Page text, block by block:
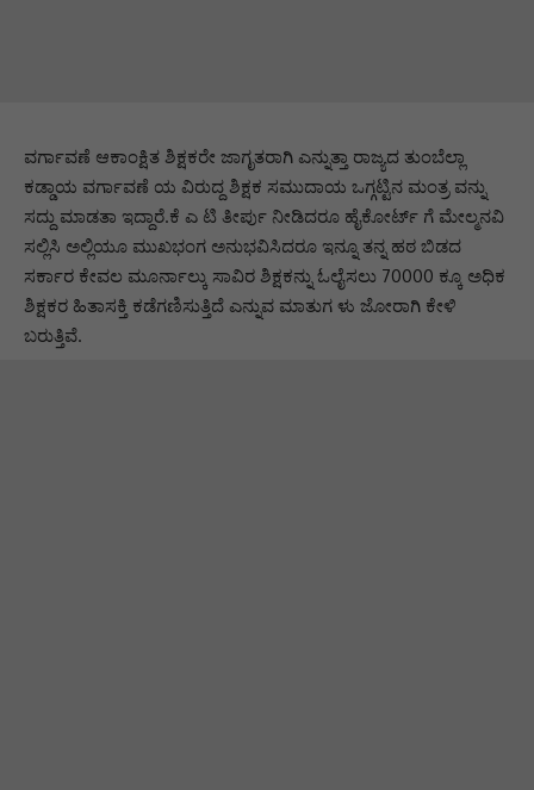
ವರ್ಗಾವಣೆ ಆಕಾಂಕ್ಷಿತ ಶಿಕ್ಷಕರೇ ಜಾಗೃತರಾಗಿ ಎನ್ನುತ್ತಾ ರಾಜ್ಯದ ತುಂಬೆಲ್ಲಾ
ಕಡ್ಡಾಯ ವರ್ಗಾವಣೆ ಯ ವಿರುದ್ದ ಶಿಕ್ಷಕ ಸಮುದಾಯ ಒಗ್ಗಟ್ಟಿನ ಮಂತ್ರ ವನ್ನು
ಸದ್ದು ಮಾಡತಾ ಇದ್ದಾರೆ.ಕೆ ಎ ಟಿ ತೀರ್ಪು ನೀಡಿದರೂ ಹೈಕೋರ್ಟ್ ಗೆ ಮೇಲ್ಮನವಿ
ಸಲ್ಲಿಸಿ ಅಲ್ಲಿಯೂ ಮುಖಭಂಗ ಅನುಭವಿಸಿದರೂ ಇನ್ನೂ ತನ್ನ ಹಠ ಬಿಡದ
ಸರ್ಕಾರ ಕೇವಲ ಮೂರ್ನಾಲ್ಕು ಸಾವಿರ ಶಿಕ್ಷಕನ್ನು ಓಲೈಸಲು 70000 ಕ್ಕೂ ಅಧಿಕ
ಶಿಕ್ಷಕರ ಹಿತಾಸಕ್ತಿ ಕಡೆಗಣಿಸುತ್ತಿದೆ ಎನ್ನುವ ಮಾತುಗ ಳು ಜೋರಾಗಿ ಕೇಳಿ
ಬರುತ್ತಿವೆ.